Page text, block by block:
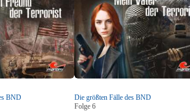
BND
Die größten Fälle des BND
Folge 6